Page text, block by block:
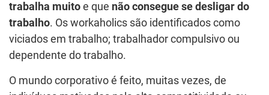
trabalha muito e que não consegue se desligar do
trabalho. Os workaholics são identificados como
viciados em trabalho; trabalhador compulsivo ou
dependente do trabalho.
O mundo corporativo é feito, muitas vezes, de